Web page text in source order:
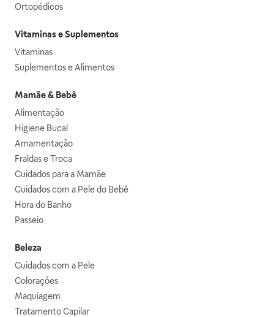
Ortopédicos
Vitaminas e Suplementos
Vitaminas
Suplementos e Alimentos
Mamãe & Bebê
Alimentação
Higiene Bucal
Amamentação
Fraldas e Troca
Cuidados para a Mamãe
Cuidados com a Pele do Bebê
Hora do Banho
Passeio
Beleza
Cuidados com a Pele
Colorações
Maquiagem
Tratamento Capilar